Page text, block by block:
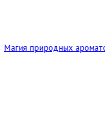
Магия природных